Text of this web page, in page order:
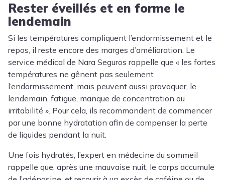
Rester éveillés et en forme le
lendemain
Si les températures compliquent l’endormissement et le
repos, il reste encore des marges d’amélioration. Le
service médical de Nara Seguros rappelle que « les fortes
températures ne gênent pas seulement
l’endormissement, mais peuvent aussi provoquer, le
lendemain, fatigue, manque de concentration ou
irritabilité ». Pour cela, ils recommandent de commencer
par une bonne hydratation afin de compenser la perte
de liquides pendant la nuit.
Une fois hydratés, l’expert en médecine du sommeil
rappelle que, après une mauvaise nuit, le corps accumule